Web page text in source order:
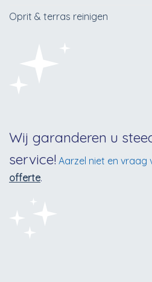
Oprit & terras reinigen
Wij garanderen u
service! Aarzel niet en vraag
offerte.